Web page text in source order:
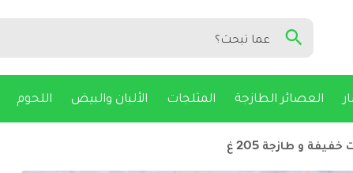
العصائر الطازجة المثلجات الألبان والبيض اللحوم
و طازجة 205 غ